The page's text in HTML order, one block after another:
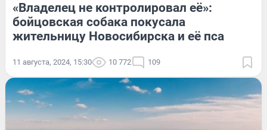
«Владелец не контролировал её»:
бойцовская собака покусала
жительницу Новосибирска и её пса
11 августа, 2024, 15:30 10 772 109